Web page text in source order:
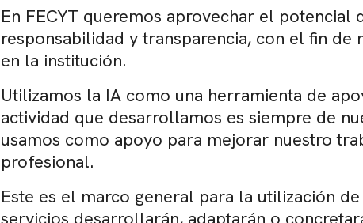
En FECYT queremos aprovechar el
responsabilidad y transparencia, con el fin
en la institución.
Utilizamos la IA como una herramienta de
actividad que desarrollamos es siempre de
usamos como apoyo para mejorar nuestro
profesional.
Este es el marco general para la utilización